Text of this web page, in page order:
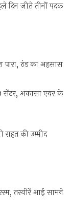
दिन जीते तीनों पदक
पारा, ठंड का अहसास
सेंटर, अकासा एयर के
राहत की उम्मीद
तस्वीरें आई सामने